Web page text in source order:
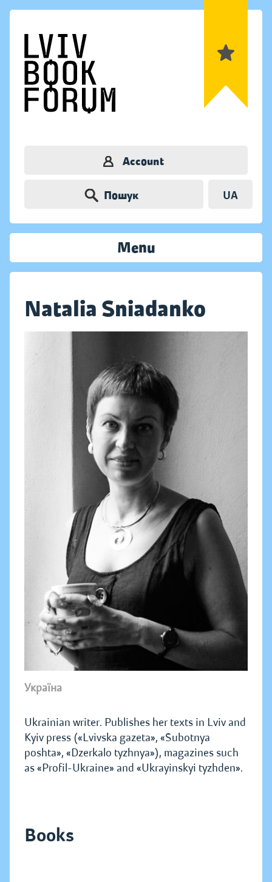
Account
Пошук UA
Menu
Natalia Sniadanko
Україна
Ukrainian writer. Publishes her texts in Lviv and
Kyiv press («Lvivska gazeta», «Subotnya
poshta», «Dzerkalo tyzhnya»), magazines such
as «Profil-Ukraine» and «Ukrayinskyi tyzhden».
Books